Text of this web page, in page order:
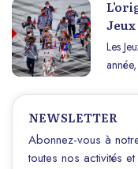
cet
ce
pour
et
Les
aussi
de
NEWSLETTER
Abonnez-vous à
toutes nos activités